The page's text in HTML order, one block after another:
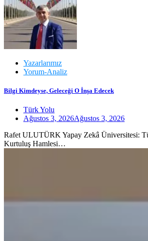
Yazarlarımız
Yorum-Analiz
Bilgi Kimdeyse, Geleceği O İnşa Edecek
Türk Yolu
Ağustos 3, 2026Ağustos 3, 2026
Rafet ULUTÜRK Yapay Zekâ Üniversitesi:
Kurtuluş Hamlesi…